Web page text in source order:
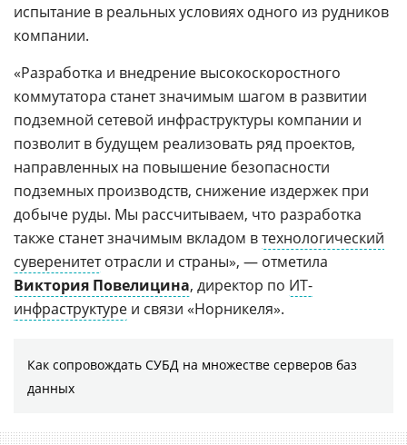
испытание в реальных условиях одного из рудников
компании.
«Разработка и внедрение высокоскоростного
коммутатора станет значимым шагом в развитии
подземной сетевой инфраструктуры компании и
позволит в будущем реализовать ряд проектов,
направленных на повышение безопасности
подземных производств, снижение издержек при
добыче руды. Мы рассчитываем, что разработка
также станет значимым вкладом втехнологический
суверенитетотрасли и страны», — отметила
Виктория Повелицина, директор по ИТ-
инфраструктуре и связи «Норникеля».
Как сопровождать СУБД на множестве серверов баз
данных